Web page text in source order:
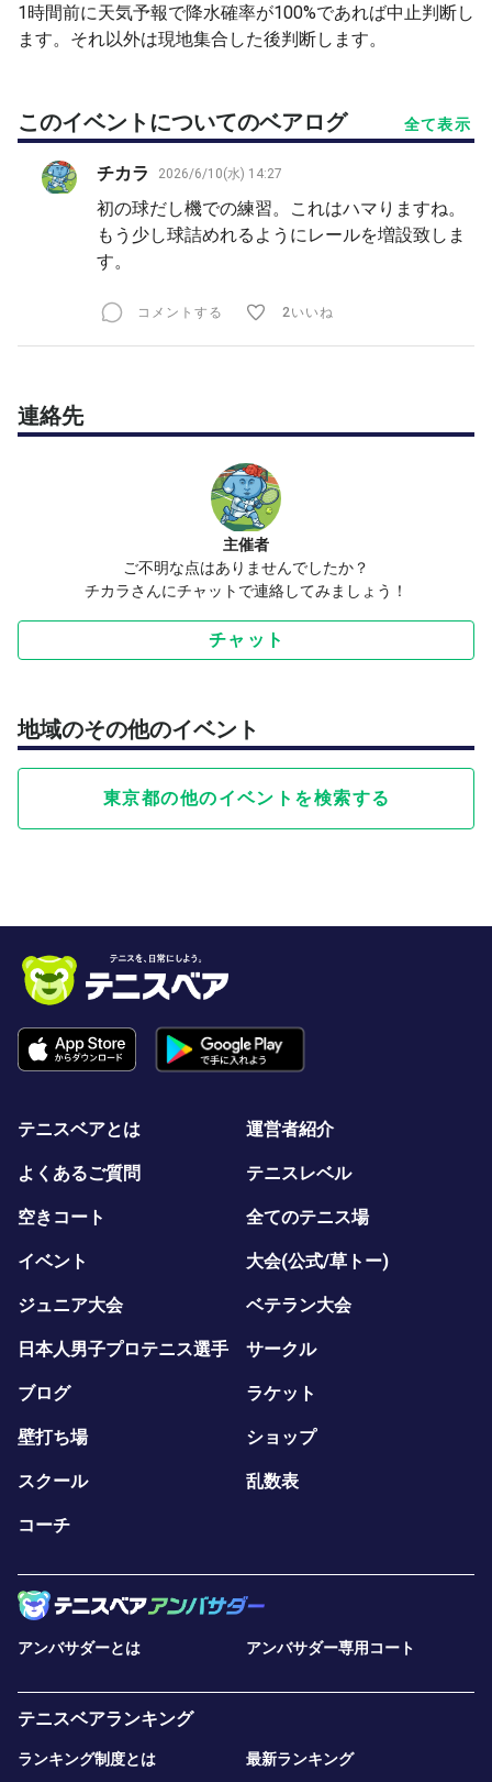
1時間前に天気予報で降水確率が100%であれば中止判断し
ます。それ以外は現地集合した後判断します。
このイベントについてのベアログ 全て表示
チカラ 2026/6/10(水) 14:27
初の球だし機での練習。これはハマりますね。
もう少し球詰めれるようにレールを増設致しま
す。
コメントする 2いいね
連絡先
主催者
ご不明な点はありませんでしたか？
チカラさんにチャットで連絡してみましょう！
チャット
地域のその他のイベント
東京都の他のイベントを検索する
テニスベアとは 運営者紹介
よくあるご質問 テニスレベル
空きコート 全てのテニス場
イベント 大会(公式/草トー)
ジュニア大会 ベテラン大会
日本人男子プロテニス選手 サークル
ブログ ラケット
壁打ち場 ショップ
スクール 乱数表
コーチ
アンバサダーとは アンバサダー専用コート
テニスベアランキング
ランキング制度とは 最新ランキング